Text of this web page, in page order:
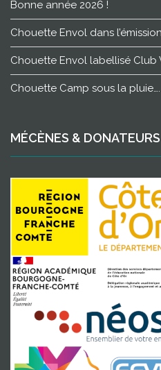
Bonne année 2026 !
Chouette Envol dans
Chouette Envol labellisé Club
Chouette Camp sous la pluie….
MÉCÈNES & DONATEURS